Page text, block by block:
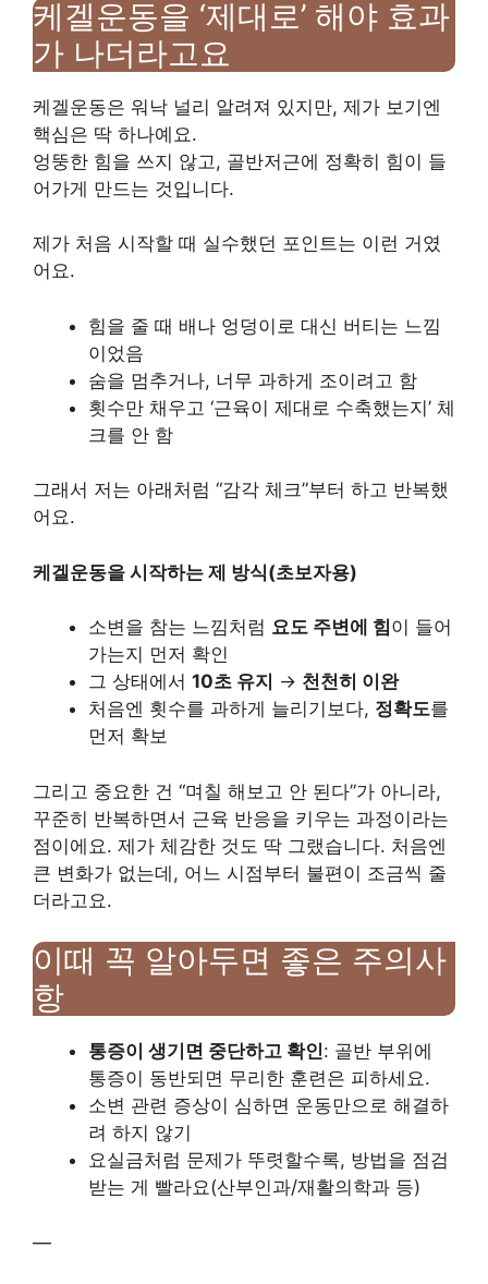
케겔운동을 ‘제대로’ 해야 효과
가 나더라고요
케겔운동은 워낙 널리 알려져 있지만, 제가 보기엔
핵심은 딱 하나예요.
엉뚱한 힘을 쓰지 않고, 골반저근에 정확히 힘이 들
어가게 만드는 것입니다.
제가 처음 시작할 때 실수했던 포인트는 이런 거였
어요.
힘을 줄 때 배나 엉덩이로 대신 버티는 느낌
이었음
숨을 멈추거나, 너무 과하게 조이려고 함
횟수만 채우고 ‘근육이 제대로 수축했는지’ 체
크를 안 함
그래서 저는 아래처럼 “감각 체크”부터 하고 반복했
어요.
케겔운동을 시작하는 제 방식(초보자용)
소변을 참는 느낌처럼 요도 주변에 힘이 들어
가는지 먼저 확인
그 상태에서 10초 유지 → 천천히 이완
처음엔 횟수를 과하게 늘리기보다, 정확도를
먼저 확보
그리고 중요한 건 “며칠 해보고 안 된다”가 아니라,
꾸준히 반복하면서 근육 반응을 키우는 과정이라는
점이에요. 제가 체감한 것도 딱 그랬습니다. 처음엔
큰 변화가 없는데, 어느 시점부터 불편이 조금씩 줄
더라고요.
이때 꼭 알아두면 좋은 주의사
항
통증이 생기면 중단하고 확인: 골반 부위에
통증이 동반되면 무리한 훈련은 피하세요.
소변 관련 증상이 심하면 운동만으로 해결하
려 하지 않기
요실금처럼 문제가 뚜렷할수록, 방법을 점검
받는 게 빨라요(산부인과/재활의학과 등)
—